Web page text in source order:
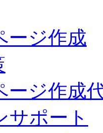
ージ作成
ージ作成
サポート